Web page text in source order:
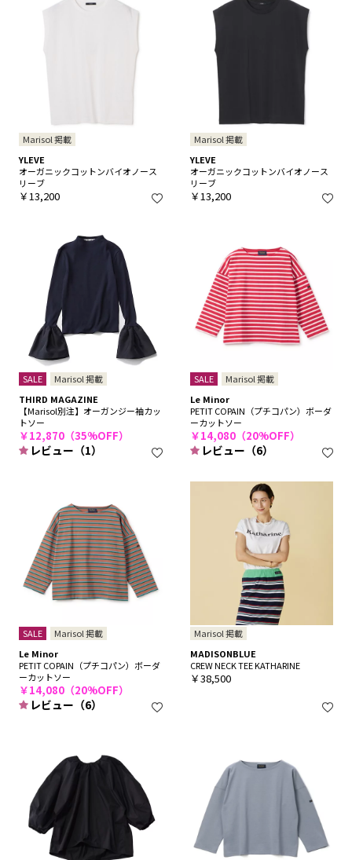
Marisol 掲載
YLEVE
オーガニックコットンバイオノース
リーブ
￥13,200
Marisol 掲載
YLEVE
オーガニックコットンバイオノース
リーブ
￥13,200
SALE
Marisol 掲載
THIRD MAGAZINE
【Marisol別注】オーガンジー袖カッ
トソー
￥12,870（35%OFF）
レビュー（1）
SALE
Marisol 掲載
Le Minor
PETIT COPAIN（プチコパン）ボーダ
ーカットソー
￥14,080（20%OFF）
レビュー（6）
SALE
Marisol 掲載
Le Minor
PETIT COPAIN（プチコパン）ボーダ
ーカットソー
￥14,080（20%OFF）
レビュー（6）
Marisol 掲載
MADISONBLUE
CREW NECK TEE KATHARINE
￥38,500